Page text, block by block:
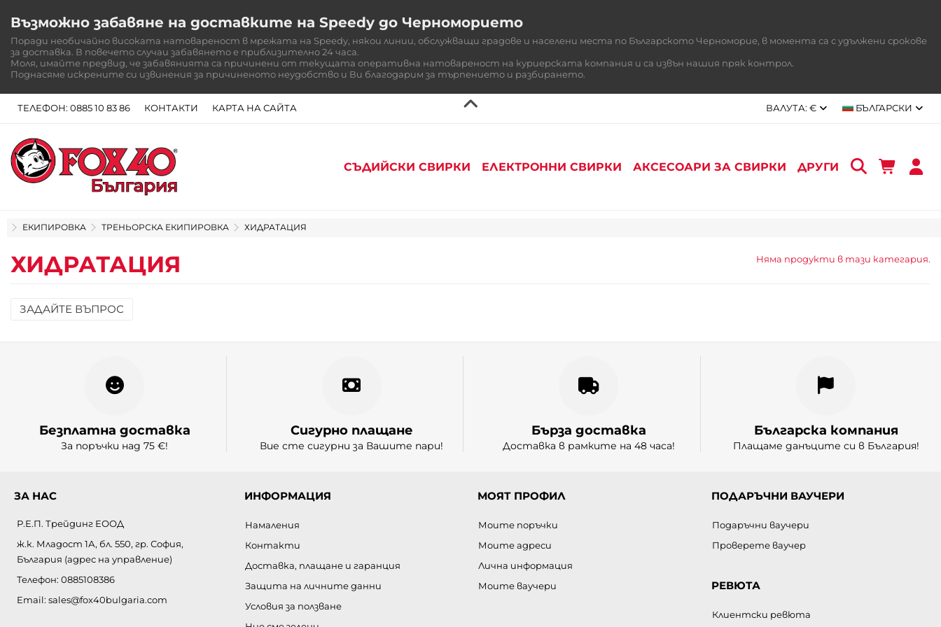
Възможно забавяне на доставките на Speedy до Черноморието
Поради необичайно високата натовареност в мрежата на Speedy, някои линии, обслужващи градове и населени места по Българското Черноморие, в момента са с удължени срокове
за доставка. В повечето случаи забавянето е приблизително 24 часа.
Моля, имайте предвид, че забавянията са причинени от текущата оперативна натовареност на куриерската компания и са извън нашия пряк контрол.
Поднасяме искрените си извинения за причиненото неудобство и Ви благодарим за търпението и разбирането.
ТЕЛЕФОН: 0885 10 83 86 КОНТАКТИ КАРТА НА САЙТА БЪЛГАРСКИ
ВАЛУТА: €
СЪДИЙСКИ СВИРКИ ЕЛЕКТРОННИ СВИРКИ АКСЕСОАРИ ЗА СВИРКИ ДРУГИ
НАЧАЛО
ЕКИПИРОВКА ТРЕНЬОРСКА ЕКИПИРОВКА ХИДРАТАЦИЯ
ХИДРАТАЦИЯ Няма продукти в тази категария.
ЗАДАЙТЕ ВЪПРОС
Безплатна доставка
За поръчки над 75 €!
Сигурно плащане
Вие сте сигурни за Вашите пари!
Бърза доставка
Доставка в рамките на 48 часа!
Българска компания
Плащаме данъците си в България!
ЗА НАС
Р.Е.П. Трейдинг ЕООД
ж.к. Младост 1А, бл. 550, гр. София,
България (адрес на управление)
Телефон: 0885108386
Email: sales@fox40bulgaria.com
ИНФОРМАЦИЯ
Намаления
Контакти
Доставка, плащане и гаранция
Защита на личните данни
Условия за ползване
МОЯТ ПРОФИЛ
Моите поръчки
Моите адреси
Лична информация
Моите ваучери
ПОДАРЪЧНИ ВАУЧЕРИ
Подаръчни ваучери
Проверете ваучер
РЕВЮТА
Клиентски ревюта